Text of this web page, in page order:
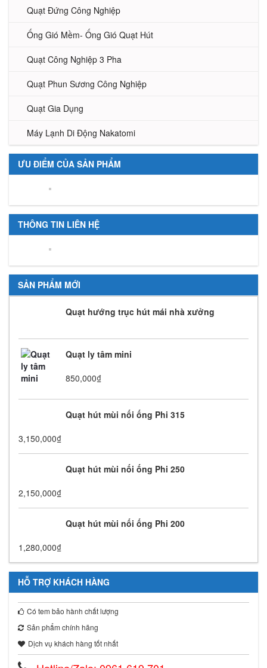
Quạt Đứng Công Nghiệp
Ống Gió Mềm- Ống Gió Quạt Hút
Quạt Công Nghiệp 3 Pha
Quạt Phun Sương Công Nghiệp
Quạt Gia Dụng
Máy Lạnh Di Động Nakatomi
ƯU ĐIỂM CỦA SẢN PHẨM
THÔNG TIN LIÊN HỆ
SẢN PHẨM MỚI
Quạt hướng trục hút mái nhà xưởng
Quạt ly tâm mini
850,000₫
Quạt hút mùi nối ống Phi 315
3,150,000₫
Quạt hút mùi nối ống Phi 250
2,150,000₫
Quạt hút mùi nối ống Phi 200
1,280,000₫
HỖ TRỢ KHÁCH HÀNG
Có tem bảo hành chất lượng
Sản phẩm chính hãng
Dịch vụ khách hàng tốt nhất